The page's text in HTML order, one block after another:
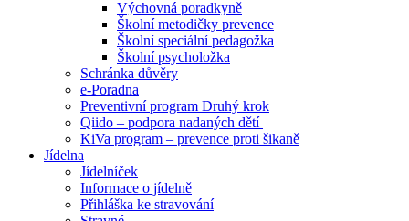
Výchovná poradkyně
Školní metodičky prevence
Školní speciální pedagožka
Školní psycholožka
Schránka důvěry
e-Poradna
Preventivní program Druhý krok
Qiido – podpora nadaných dětí
KiVa program – prevence proti šikaně
Jídelna
Jídelníček
Informace o jídelně
Přihláška ke stravování